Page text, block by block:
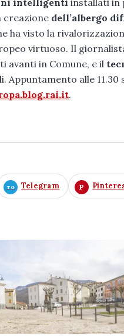
creazione dell’albergo
ha visto la
virtuoso. Il
avanti in Comune, e il
alle 11.30
.
Telegram